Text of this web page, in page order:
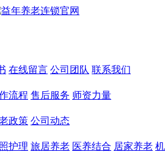
在线留言 公司团队 联系我们
流程 售后服务 师资力量
政策 公司动态
护理 旅居养老 医养结合 居家养老